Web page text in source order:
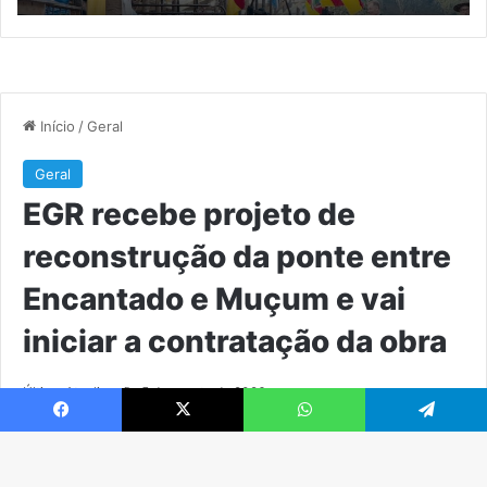
e
Facebook X WhatsApp Telegram